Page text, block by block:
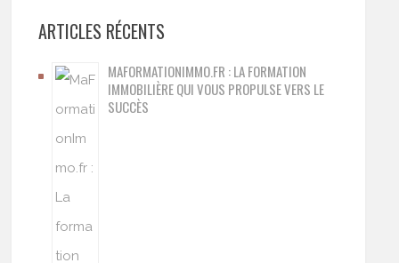
ARTICLES RÉCENTS
MAFORMATIONIMMO.FR : LA FORMATION
IMMOBILIÈRE QUI VOUS PROPULSE VERS LE
SUCCÈS